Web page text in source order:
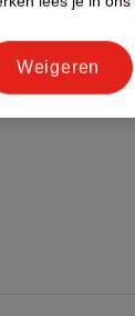
Weigeren